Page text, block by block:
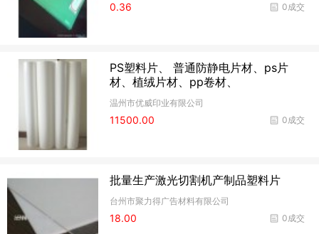
0成交
0.36
PS塑料片、 普通防静电片材、ps片
材、植绒片材、pp卷材、
温州市优威印业有限公司
0成交
11500.00
批量生产激光切割机产制品塑料片
台州市聚力得广告材料有限公司
0成交
18.00